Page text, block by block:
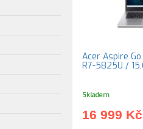
Acer Aspire Go
R7-5825U /
Skladem
16 999 Kč